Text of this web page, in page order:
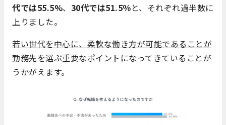
代では55.5%、 30代では51.5％と、それぞれ過半数に
上りました。
若い世代を中心に、柔軟な働き方が可能であることが
勤務先を選ぶ重要なポイントになってきている ことが
うかがえます。